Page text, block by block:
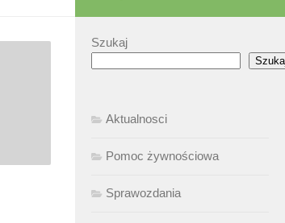
Szukaj
Aktualnosci
Pomoc żywnościowa
Sprawozdania